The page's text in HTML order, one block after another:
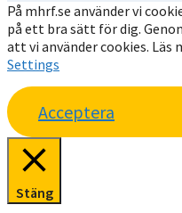
På mhrf.se använder vi
på ett bra sätt för dig.
att vi använder cookies. Läs
Settings
Acceptera
Stäng